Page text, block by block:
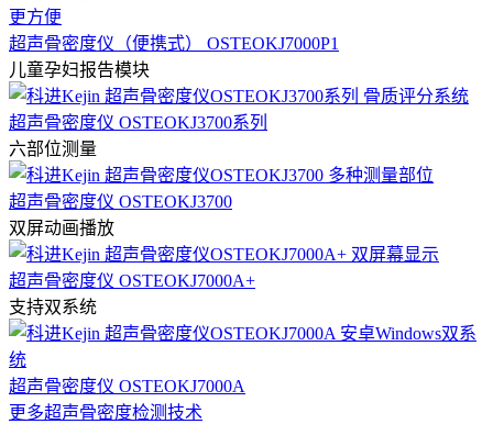
超声骨密度仪（便携式） OSTEOKJ7000P1
儿童孕妇报告模块
超声骨密度仪 OSTEOKJ3700系列
六部位测量
超声骨密度仪 OSTEOKJ3700
双屏动画播放
超声骨密度仪 OSTEOKJ7000A+
支持双系统
超声骨密度仪 OSTEOKJ7000A
更多超声骨密度检测技术